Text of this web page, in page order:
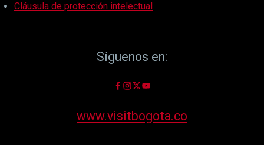
Cláusula de protección intelectual
Síguenos en:
www.visitbogota.co